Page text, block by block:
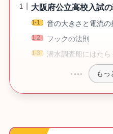
大阪府公立高校入試
音の大きさと電流の
フックの法則
潜水調査船にはた
もっ